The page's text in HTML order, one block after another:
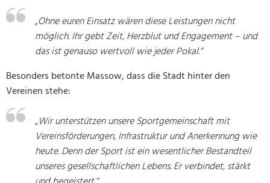
„Ohne euren Einsatz wären diese Leistungen nicht
möglich. Ihr gebt Zeit, Herzblut und Engagement – und
das ist genauso wertvoll wie jeder Pokal.“
Besonders betonte Massow, dass die Stadt hinter den
Vereinen stehe:
„Wir unterstützen unsere Sportgemeinschaft mit
Vereinsförderungen, Infrastruktur und Anerkennung wie
heute. Denn der Sport ist ein wesentlicher Bestandteil
unseres gesellschaftlichen Lebens. Er verbindet, stärkt